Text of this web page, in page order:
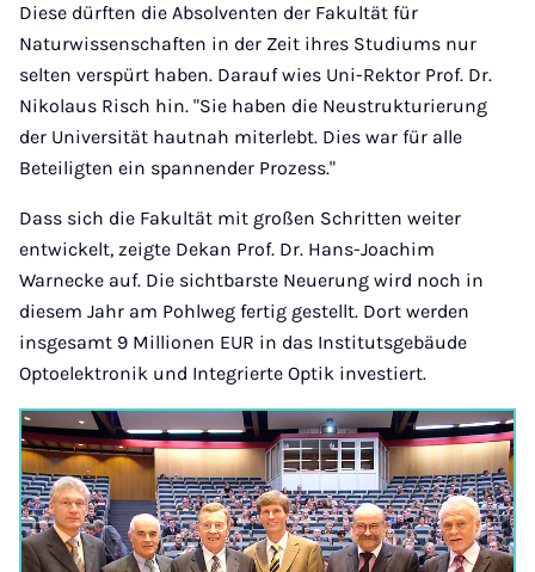
Diese dürften die Absolventen der Fakultät für
Naturwissenschaften in der Zeit ihres Studiums nur
selten verspürt haben. Darauf wies Uni-Rektor Prof. Dr.
Nikolaus Risch hin. "Sie haben die Neustrukturierung
der Universität hautnah miterlebt. Dies war für alle
Beteiligten ein spannender Prozess."
Dass sich die Fakultät mit großen Schritten weiter
entwickelt, zeigte Dekan Prof. Dr. Hans-Joachim
Warnecke auf. Die sichtbarste Neuerung wird noch in
diesem Jahr am Pohlweg fertig gestellt. Dort werden
insgesamt 9 Millionen EUR in das Institutsgebäude
Optoelektronik und Integrierte Optik investiert.